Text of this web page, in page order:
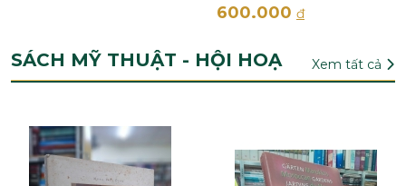
600.000 đ
SÁCH MỸ THUẬT - HỘI HOẠ Xem tất cả